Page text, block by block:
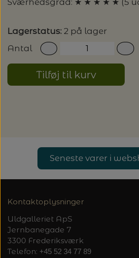
Sværhedsgrad: ★ ★ ★ ★ ★ (5
Lagerstatus: 2 på lager
Antal
Tilføj til kurv
Seneste varer i
Kontaktoplysninger
Uldgalleriet ApS
Jernbanegade 7
3300 Frederiksværk
Telefon: +45 52 34 77 89